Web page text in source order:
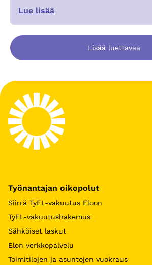
Lue lisää
Lisää luettavaa
Työnantajan oikopolut
Siirrä TyEL-vakuutus Eloon
TyEL-vakuutushakemus
Sähköiset laskut
Elon verkkopalvelu
Toimitilojen ja asuntojen vuokraus